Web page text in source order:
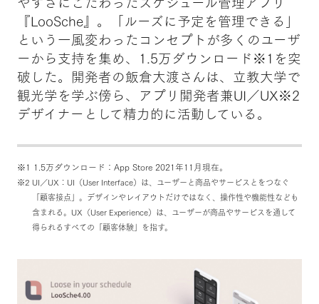
『LooSche』。「ルーズに予定を管理できる」
という一風変わったコンセプトが多くのユーザ
ーから支持を集め、1.5万ダウンロード※1を突
破した。開発者の飯倉大渡さんは、立教大学で
観光学を学ぶ傍ら、アプリ開発者兼UI／UX※2
デザイナーとして精力的に活動している。
※1 1.5万ダウンロード：App Store 2021年11月現在。
※2 UI／UX：UI（User Interface）は、ユーザーと商品やサービスとをつなぐ
「顧客接点」。デザインやレイアウトだけではなく、操作性や機能性なども
含まれる。UX（User Experience）は、ユーザーが商品やサービスを通して
得られるすべての「顧客体験」を指す。